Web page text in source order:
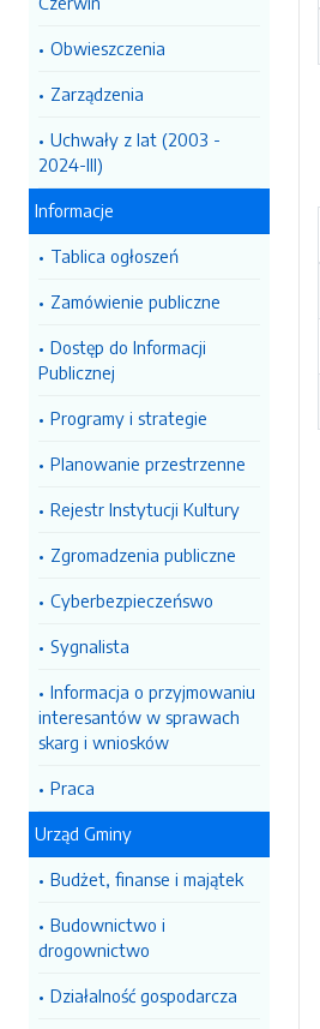
Obwieszczenia
Zarządzenia
Uchwały z lat (2003 -
2024-III)
Informacje
Tablica ogłoszeń
Zamówienie publiczne
Dostęp do Informacji
Publicznej
Programy i strategie
Planowanie przestrzenne
Rejestr Instytucji Kultury
Zgromadzenia publiczne
Cyberbezpieczeńswo
Sygnalista
Informacja o przyjmowaniu
interesantów w sprawach
skarg i wniosków
Praca
Urząd Gminy
Budżet, finanse i majątek
Budownictwo i
drogownictwo
Działalność gospodarcza